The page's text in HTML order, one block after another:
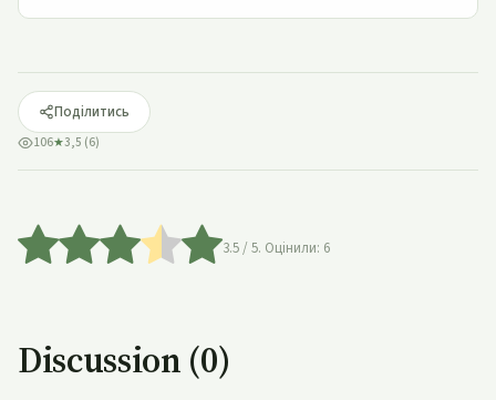
Поділитись
106★3,5 (6)
3.5/ 5. Оцінили: 6
Discussion (0)